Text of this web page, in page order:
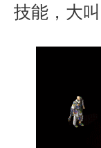
技能，大